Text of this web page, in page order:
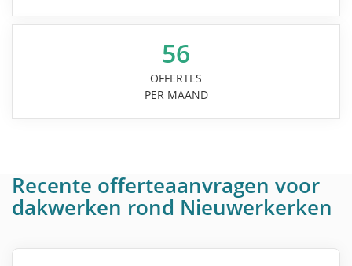
56
OFFERTES
PER MAAND
Recente offerteaanvragen voor
dakwerken rond Nieuwerkerken